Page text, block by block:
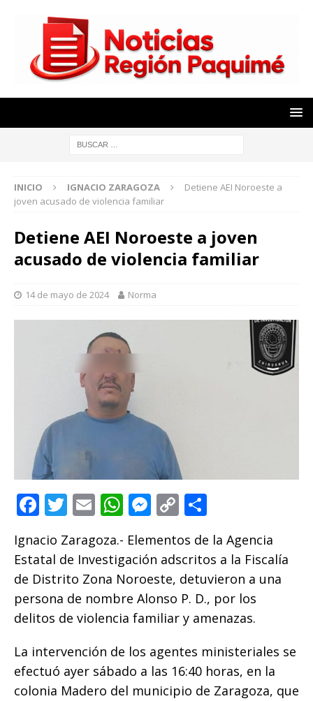
INICIO IGNACIO ZARAGOZA
Detiene AEI Noroeste a
joven acusado de violencia familiar
Detiene AEI Noroeste a joven
acusado de violencia familiar
14 de mayo de 2024 Norma
F
c
e
b
o
k
T
it
te
r
E
ai
l
W
h
at
s
A
p
p
M
ss
e
n
g
r
C
p
y
Li
n
o
m
p
ar
ti
Ignacio Zaragoza.- Elementos de la Agencia
Estatal de Investigación adscritos a la Fiscalía
de Distrito Zona Noroeste, detuvieron a una
persona de nombre Alonso P. D., por los
delitos de violencia familiar y amenazas.
La intervención de los agentes ministeriales se
efectuó ayer sábado a las 16:40 horas, en la
colonia Madero del municipio de Zaragoza, que